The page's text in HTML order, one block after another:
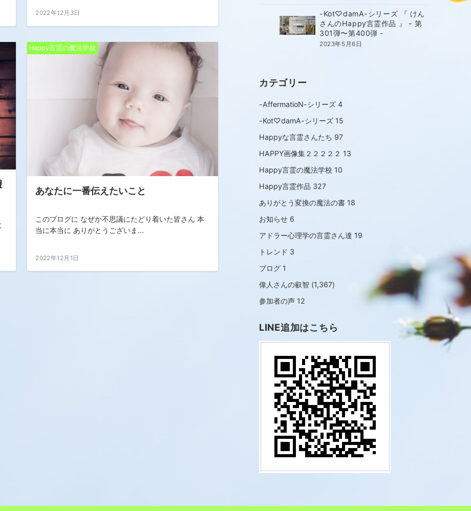
2022年12月3日
Happy言霊の魔法学校
あなたに一番伝えたいこと
このブログに なぜか不思議にたどり着いた皆さん 本
当に本当に ありがとうございま...
2022年12月1日
-Kot♡damA-シリーズ 『 けん
さんのHappy言霊作品 』 - 第
301弾〜第400弾 -
2023年5月6日
カテゴリー
-AffermatioN-シリーズ 4
-Kot♡damA-シリーズ 15
Happyな言霊さんたち 97
HAPPY画像集２２２２２ 13
Happy言霊の魔法学校 10
Happy言霊作品 327
ありがとう変換の魔法の書 18
お知らせ 6
アドラー心理学の言霊さん達 19
トレンド 3
ブログ 1
偉人さんの叡智 (1,367)
参加者の声 12
LINE追加はこちら